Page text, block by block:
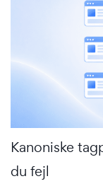
Kanoniske
du fejl